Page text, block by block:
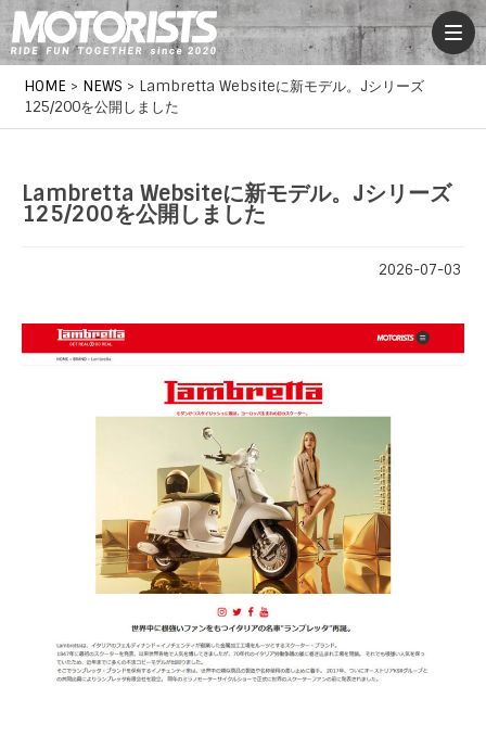
HOME > NEWS > Lambretta Websiteに新モデル。Jシリーズ
125/200を公開しました
Lambretta Websiteに新モデル。Jシリーズ
125/200を公開しました
2026-07-03